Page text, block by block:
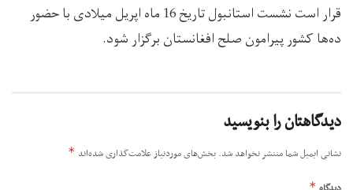
قرار است نشست استانبول تاریخ 16 ماه اپریل میلادی با حضور
ده‌ها کشور پیرامون صلح افغانستان برگزار شود.
دیدگاهتان را بنویسید
نشانی ایمیل شما منتشر نخواهد شد. بخش‌های موردنیاز علامت‌گذاری شده‌اند *
*